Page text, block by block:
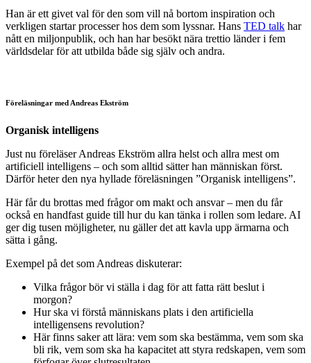
Han är ett givet val för den som vill nå bortom inspiration och
verkligen startar processer hos dem som lyssnar. Hans TED talk har
nått en miljonpublik, och han har besökt nära trettio länder i fem
världsdelar för att utbilda både sig själv och andra.
Föreläsningar med Andreas Ekström
Organisk intelligens
Just nu föreläser Andreas Ekström allra helst och allra mest om
artificiell intelligens – och som alltid sätter han människan först.
Därför heter den nya hyllade föreläsningen ”Organisk intelligens”.
Här får du brottas med frågor om makt och ansvar – men du får
också en handfast guide till hur du kan tänka i rollen som ledare. AI
ger dig tusen möjligheter, nu gäller det att kavla upp ärmarna och
sätta i gång.
Exempel på det som Andreas diskuterar:
Vilka frågor bör vi ställa i dag för att fatta rätt beslut i
morgon?
Hur ska vi förstå människans plats i den artificiella
intelligensens revolution?
Här finns saker att lära: vem som ska bestämma, vem som ska
bli rik, vem som ska ha kapacitet att styra redskapen, vem som